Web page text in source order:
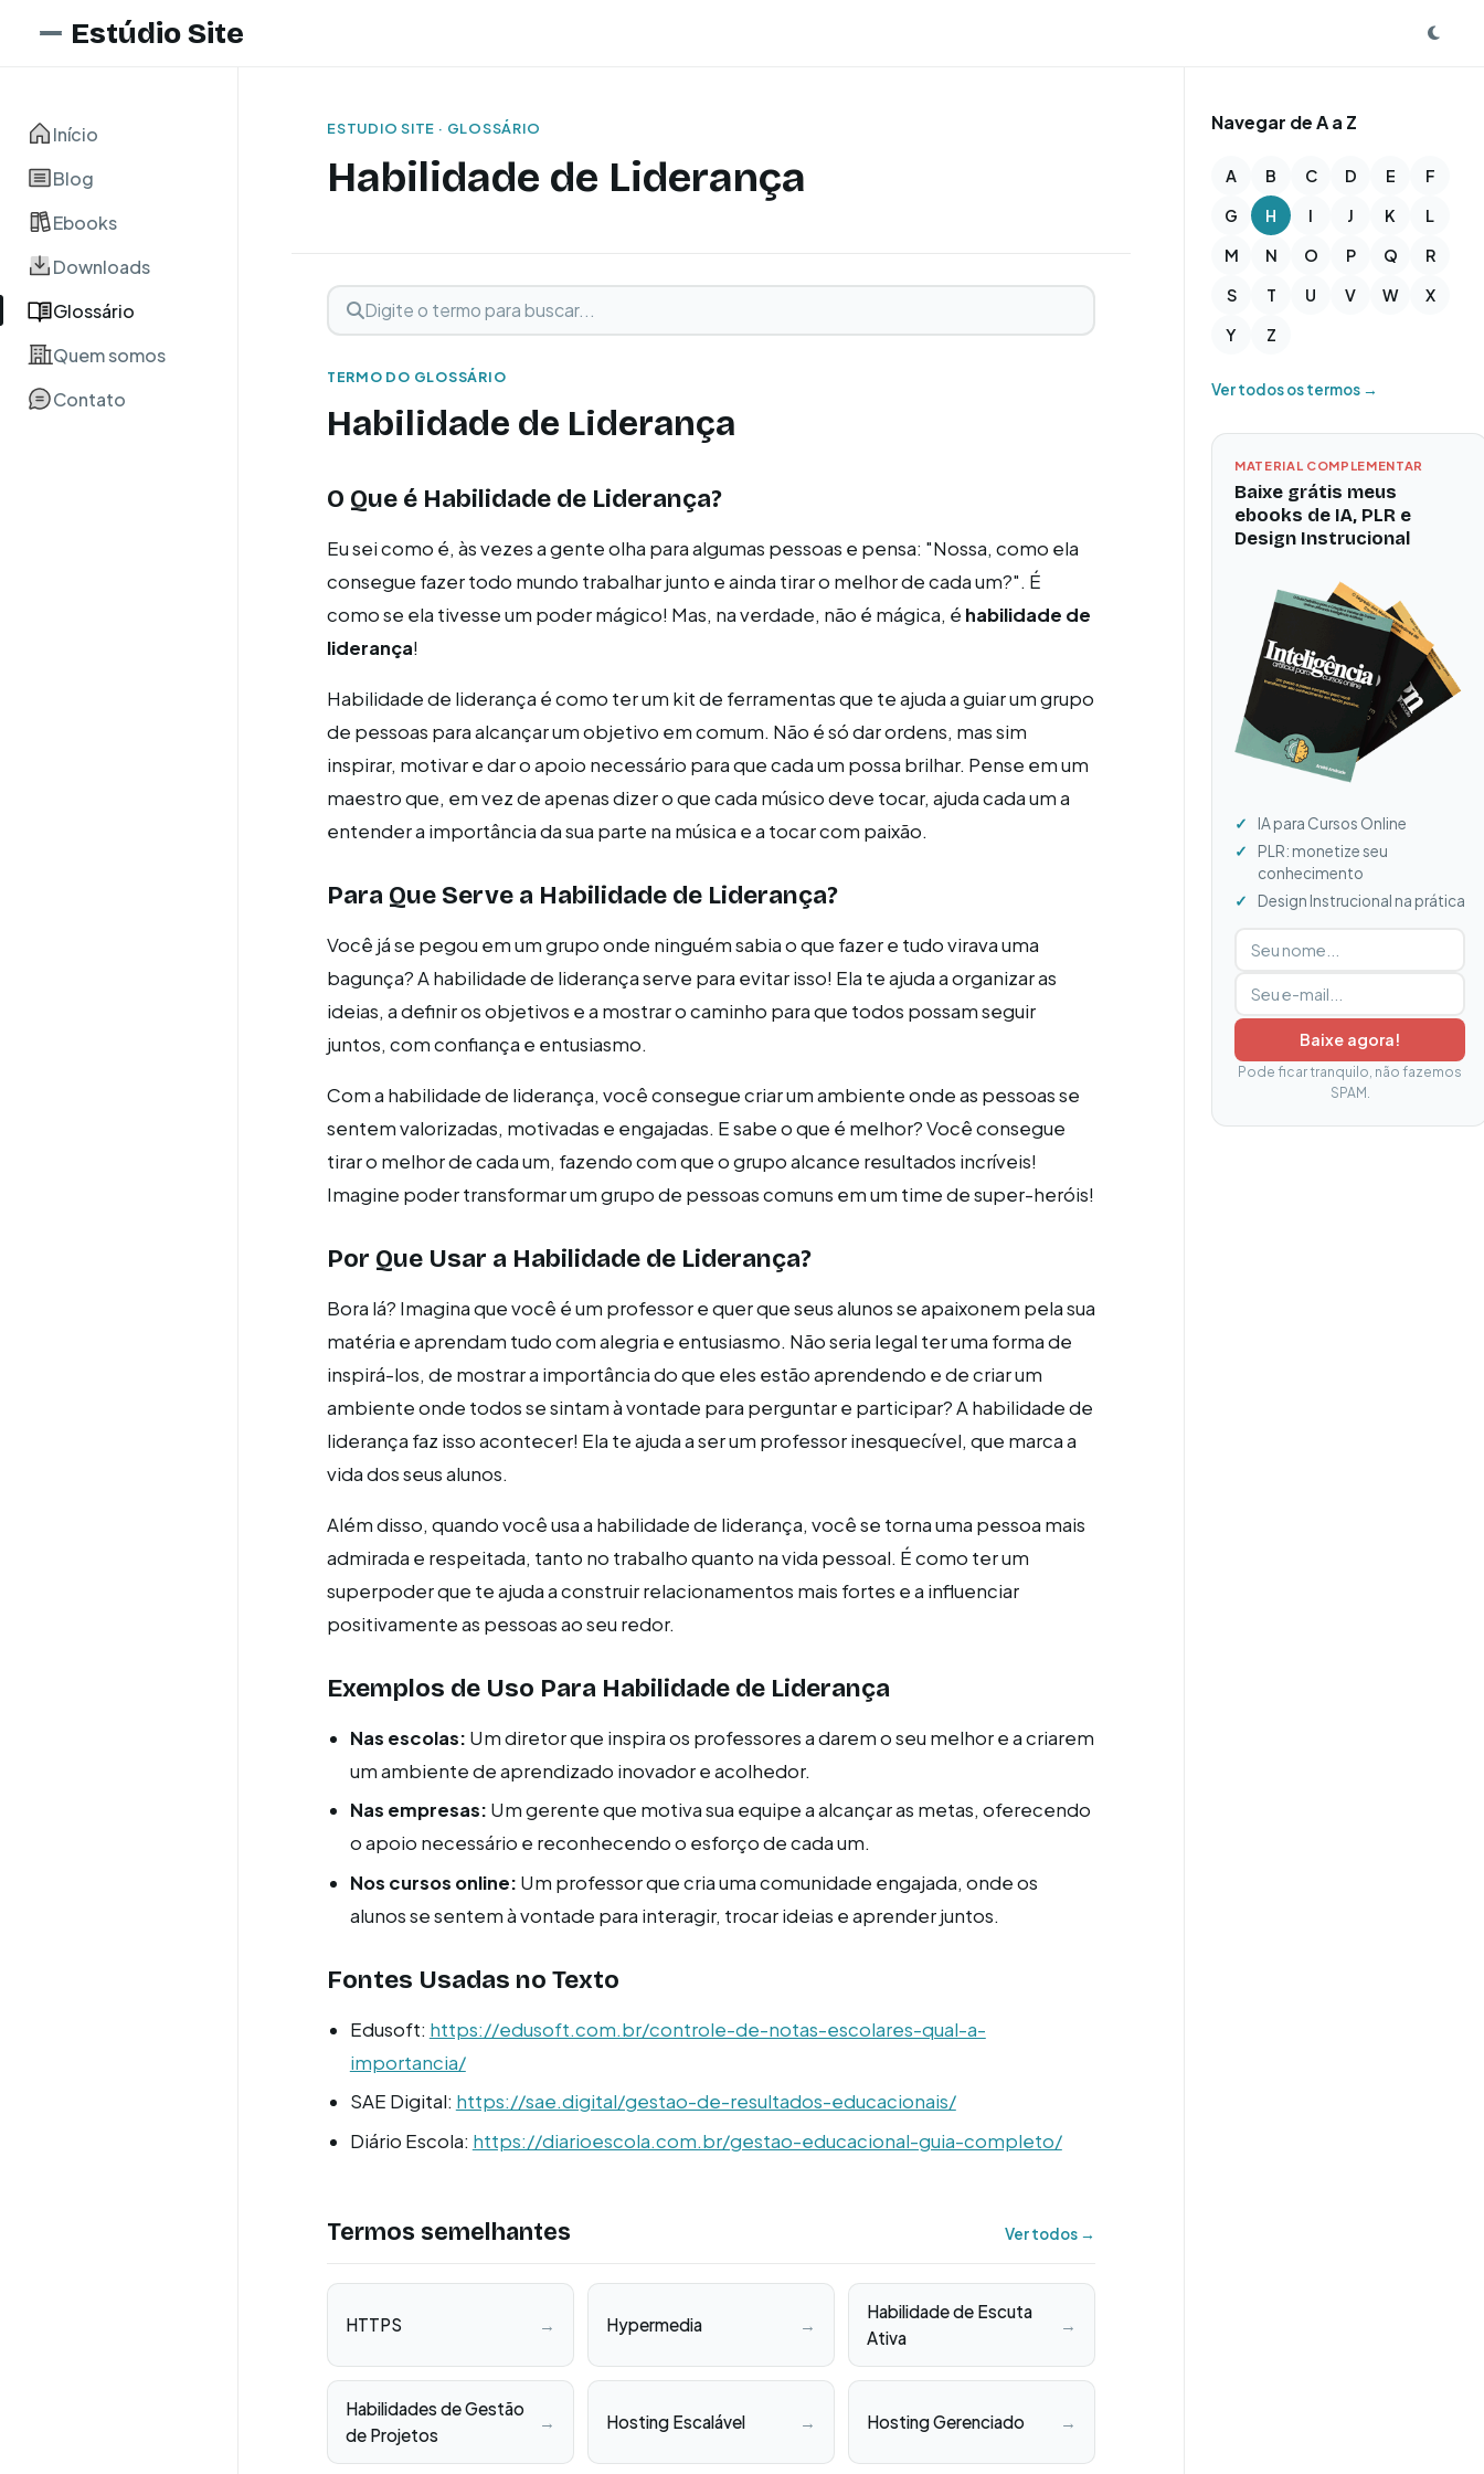
Estúdio Site
Início
Blog
Ebooks
Downloads
Glossário
Quem somos
Contato
ESTUDIO SITE · GLOSSÁRIO
Habilidade de Liderança
Buscar termo
Digite o termo para buscar
TERMO DO GLOSSÁRIO
Habilidade de Liderança
O Que é Habilidade de Liderança?
Eu sei como é, às vezes a gente olha para algumas pessoas e pensa: "Nossa, como ela
consegue fazer todo mundo trabalhar junto e ainda tirar o melhor de cada um?". É
como se ela tivesse um poder mágico! Mas, na verdade, não é mágica, é habilidade de
liderança!
Habilidade de liderança é como ter um kit de ferramentas que te ajuda a guiar um grupo
de pessoas para alcançar um objetivo em comum. Não é só dar ordens, mas sim
inspirar, motivar e dar o apoio necessário para que cada um possa brilhar. Pense em um
maestro que, em vez de apenas dizer o que cada músico deve tocar, ajuda cada um a
entender a importância da sua parte na música e a tocar com paixão.
Para Que Serve a Habilidade de Liderança?
Você já se pegou em um grupo onde ninguém sabia o que fazer e tudo virava uma
bagunça? A habilidade de liderança serve para evitar isso! Ela te ajuda a organizar as
ideias, a definir os objetivos e a mostrar o caminho para que todos possam seguir
juntos, com confiança e entusiasmo.
Com a habilidade de liderança, você consegue criar um ambiente onde as pessoas se
sentem valorizadas, motivadas e engajadas. E sabe o que é melhor? Você consegue
tirar o melhor de cada um, fazendo com que o grupo alcance resultados incríveis!
Imagine poder transformar um grupo de pessoas comuns em um time de super-heróis!
Por Que Usar a Habilidade de Liderança?
Bora lá? Imagina que você é um professor e quer que seus alunos se apaixonem pela sua
matéria e aprendam tudo com alegria e entusiasmo. Não seria legal ter uma forma de
inspirá-los, de mostrar a importância do que eles estão aprendendo e de criar um
ambiente onde todos se sintam à vontade para perguntar e participar? A habilidade de
liderança faz isso acontecer! Ela te ajuda a ser um professor inesquecível, que marca a
vida dos seus alunos.
Além disso, quando você usa a habilidade de liderança, você se torna uma pessoa mais
admirada e respeitada, tanto no trabalho quanto na vida pessoal. É como ter um
superpoder que te ajuda a construir relacionamentos mais fortes e a influenciar
positivamente as pessoas ao seu redor.
Exemplos de Uso Para Habilidade de Liderança
Nas escolas: Um diretor que inspira os professores a darem o seu melhor e a criarem
um ambiente de aprendizado inovador e acolhedor.
Nas empresas: Um gerente que motiva sua equipe a alcançar as metas, oferecendo
o apoio necessário e reconhecendo o esforço de cada um.
Nos cursos online: Um professor que cria uma comunidade engajada, onde os
alunos se sentem à vontade para interagir, trocar ideias e aprender juntos.
Fontes Usadas no Texto
Edusoft: https://edusoft.com.br/controle-de-notas-escolares-qual-a-
importancia/
SAE Digital: https://sae.digital/gestao-de-resultados-educacionais/
Diário Escola: https://diarioescola.com.br/gestao-educacional-guia-completo/
Termos semelhantes Ver todos →
HTTPS → Hypermedia →
Habilidade de Escuta
Ativa
→
Habilidades de Gestão
de Projetos
→ Hosting Escalável → Hosting Gerenciado →
Navegar de A a Z
A B C D E
F
G
H I J K
L
M
N O P Q
R
S
T U V W
X
Y
Z
Ver todos os termos →
MATERIAL COMPLEMENTAR
Baixe grátis meus
ebooks de IA, PLR e
Design Instrucional
IA para Cursos Online
PLR: monetize seu
conhecimento
Design Instrucional na prática
Digite seu nome
Digite seu e-mail
Baixe agora!
Pode ficar tranquilo, não fazemos
SPAM.